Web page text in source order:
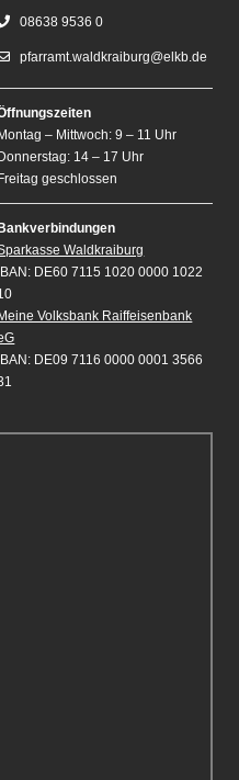
08638 9536 0
pfarramt.waldkraiburg@elkb.de
Montag – Mittwoch: 9 – 11 Uhr
Donnerstag: 14 – 17 Uhr
Freitag geschlossen
Bankverbindungen
Waldkraiburg
IBAN: DE60 7115 1020 0000 1022
Meine Volksbank Raiffeisenbank
IBAN: DE09 7116 0000 0001 3566